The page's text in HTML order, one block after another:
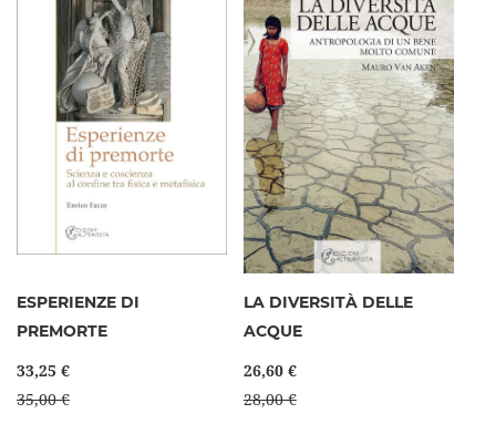
ESPERIENZE DI
PREMORTE
33,25 €
35,00 €
LA DIVERSITÀ DELLE
ACQUE
26,60 €
28,00 €